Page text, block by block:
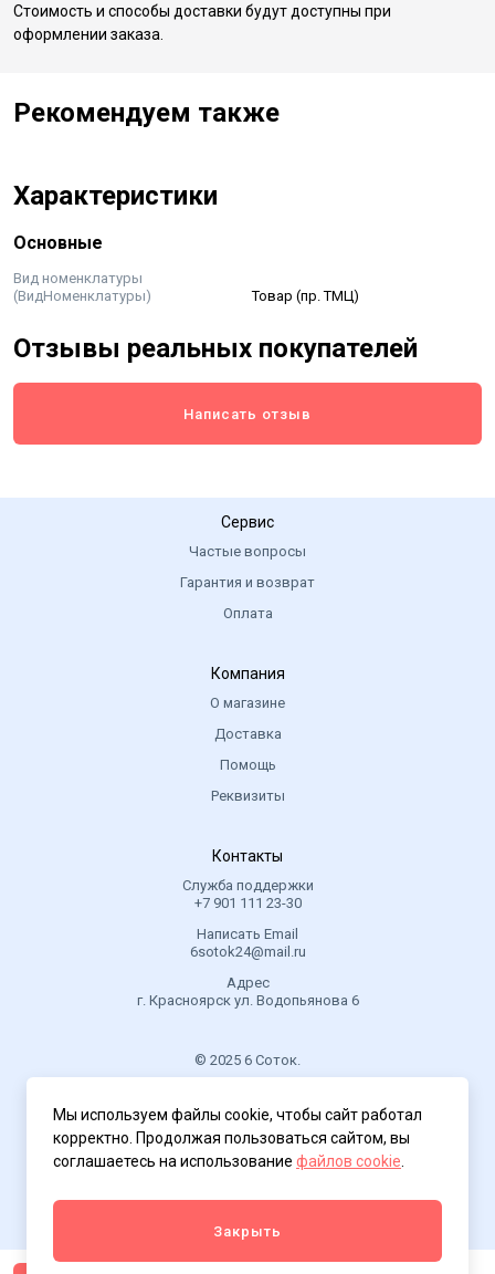
Стоимость и способы доставки будут доступны при
оформлении заказа.
Рекомендуем также
Характеристики
Основные
Вид номенклатуры
(ВидНоменклатуры)
Товар (пр. ТМЦ)
Отзывы реальных покупателей
Написать отзыв
Сервис
Частые вопросы
Гарантия и возврат
Оплата
Компания
О магазине
Доставка
Помощь
Реквизиты
Контакты
Служба поддержки
+7 901 111 23-30
Написать Email
6sotok24@mail.ru
Адрес
г. Красноярск ул. Водопьянова 6
© 2025 6 Соток.
.
Политика конфиденциальности
Мы используем файлы cookie, чтобы сайт работал
корректно. Продолжая пользоваться сайтом, вы
соглашаетесь на использование файлов cookie
Закрыть